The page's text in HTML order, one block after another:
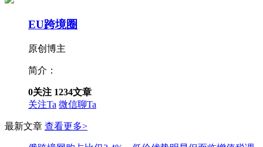
EU跨境圈
原创博主
简介：
0关注 1234文章
关注Ta 微信聊Ta
最新文章 查看更多>